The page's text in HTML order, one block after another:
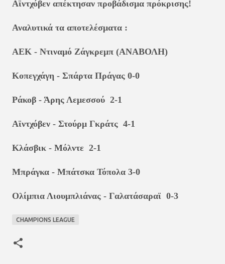
Αϊντχόβεν απέκτησαν προβάδισμα πρόκρισης!
Αναλυτικά τα αποτελέσματα :
ΑΕΚ - Ντιναμό Ζάγκρεμπ (ΑΝΑΒΟΛΗ)
Κοπεγχάγη - Σπάρτα Πράγας 0-0
Ράκοβ - Άρης Λεμεσσού 2-1
Αϊντχόβεν - Στούρμ Γκράτς 4-1
Κλάσβικ - Μόλντε 2-1
Μπράγκα - Μπάτσκα Τόπολα 3-0
Ολίμπια Λιουμπλιάνας - Γαλατάσαραϊ 0-3
CHAMPIONS LEAGUE